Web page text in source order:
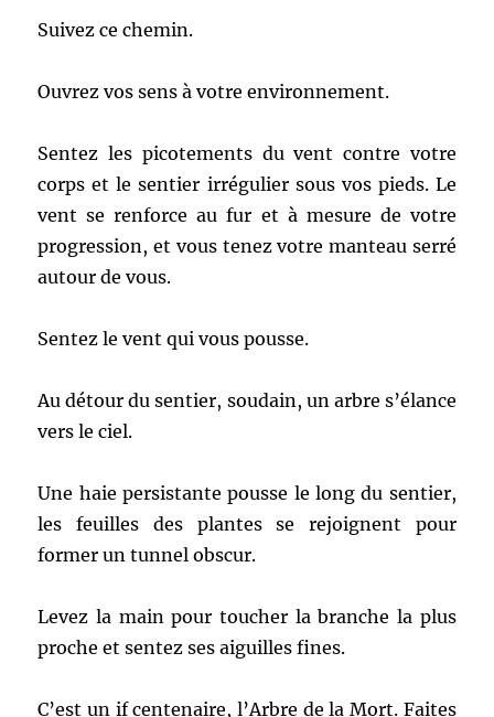
Suivez ce chemin.
Ouvrez vos sens à votre environnement.
Sentez les picotements du vent contre votre
corps et le sentier irrégulier sous vos pieds. Le
vent se renforce au fur et à mesure de votre
progression, et vous tenez votre manteau serré
autour de vous.
Sentez le vent qui vous pousse.
Au détour du sentier, soudain, un arbre s’élance
vers le ciel.
Une haie persistante pousse le long du sentier,
les feuilles des plantes se rejoignent pour
former un tunnel obscur.
Levez la main pour toucher la branche la plus
proche et sentez ses aiguilles fines.
C’est un if centenaire, l’Arbre de la Mort. Faites